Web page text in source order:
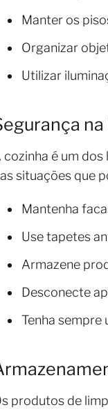
Manter os
Organizar
Utilizar
na
cozinha é um
situações que
Mantenha
Use tapetes
Armazene
Desconecte
Tenha sempre
produtos de